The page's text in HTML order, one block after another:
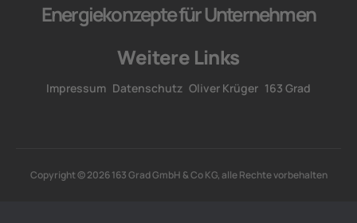
Energiekonzepte für Unternehmen
Weitere Links
Impressum Datenschutz Oliver Krüger 163 Grad
Copyright © 2026 163 Grad GmbH & Co KG, alle Rechte vorbehalten